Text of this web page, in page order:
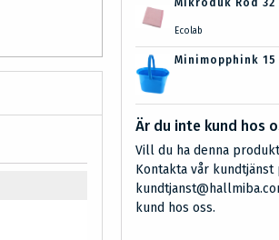
Mikroduk Röd 32
Ecolab
Minimopphink
Är du inte kund hos
Vill du ha denna
Kontakta vår kundtjänst
kund hos oss.